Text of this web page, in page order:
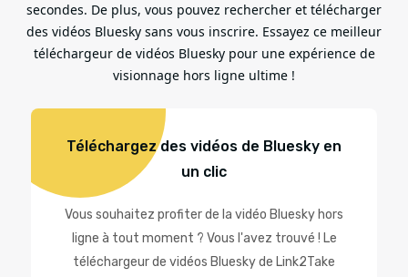
secondes. De plus, vous pouvez rechercher et télécharger
des vidéos Bluesky sans vous inscrire. Essayez ce meilleur
téléchargeur de vidéos Bluesky pour une expérience de
visionnage hors ligne ultime !
Téléchargez des vidéos de Bluesky en
un clic
Vous souhaitez profiter de la vidéo Bluesky hors
ligne à tout moment ? Vous l'avez trouvé ! Le
téléchargeur de vidéos Bluesky de Link2Take